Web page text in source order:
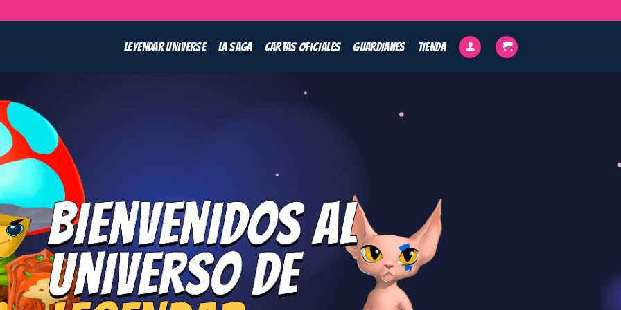
LEYENDAR UNIVERSE LA SAGA CARTAS OFICIALES GUARDIANES TIENDA